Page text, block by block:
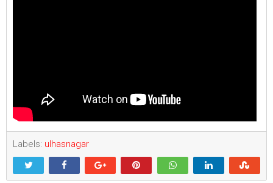
Labels: ulhasnagar